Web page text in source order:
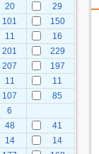
20
29
101
150
11
16
201
229
207
197
11
11
107
85
6
48
41
14
14